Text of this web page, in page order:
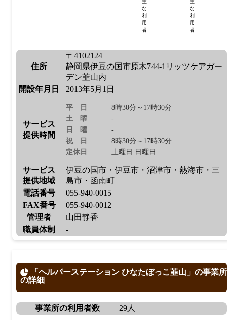
主
な
利
用
者
主
な
利
用
者
住所
〒4102124
静岡県伊豆の国市原木744-1リッツケアガー
デン韮山内
開設年月日
2013年5月1日
サービス
提供時間
平日
8時30分～17時30分
土曜
-
日曜
-
祝日
8時30分～17時30分
定休日
土曜日 日曜日
サービス
提供地域
伊豆の国市・伊豆市・沼津市・熱海市・三
島市・函南町
電話番号
055-940-0015
FAX番号
055-940-0012
管理者
山田静香
職員体制
-
「ヘルパーステーション ひなたぼっこ韮山」の事業所
の詳細
事業所の利用者数 29人